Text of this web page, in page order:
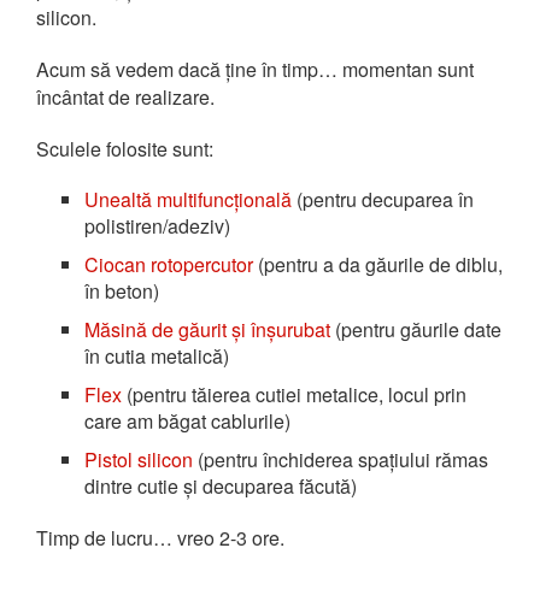
silicon.
Acum să vedem dacă ține în timp… momentan sunt
încântat de realizare.
Sculele folosite sunt:
Unealtă multifuncțională (pentru decuparea în
polistiren/adeziv)
Ciocan rotopercutor(pentru a da găurile de diblu,
în beton)
Măsină de găurit și înșurubat (pentru găurile date
în cutia metalică)
Flex (pentru tăierea cutiei metalice, locul prin
care am băgat cablurile)
Pistol silicon (pentru închiderea spațiului rămas
dintre cutie și decuparea făcută)
Timp de lucru… vreo 2-3 ore.